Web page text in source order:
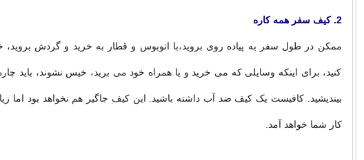
2. کیف سفر همه کاره
ممکن در طول سفر به پیاده روی بروید،با اتوبوس و قطار به خرید و گردش بروید،
کنید، برای اینکه وسایلی که می خرید و یا همراه خود می برید، خیس نشوند، باید
بیندیشید. کافیست یک کیف ضد آب داشته باشید. این کیف جاگیر هم نخواهد بود اما
کار شما خواهد آمد.